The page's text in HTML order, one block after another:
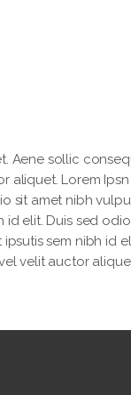
Aene sollic
aliquet. Lorem
sit amet nibh
elit. Duis sed
sem nibh id
velit auctor